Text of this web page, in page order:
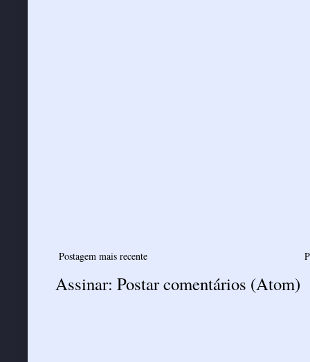
Postagem mais recente
Assinar: Postar comentários (Atom)